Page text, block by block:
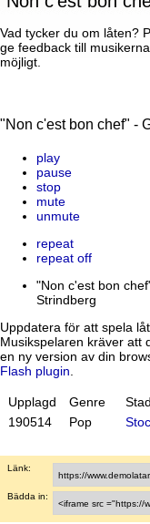
Vad tycker du om låten?
ge feedback till
möjligt.
"Non c'est bon chef" -
play
pause
stop
mute
unmute
repeat
repeat off
"Non c'est bon
Strindberg
Uppdatera för att spela
Musikspelaren kräver att
en ny version av din
Flash plugin.
Upplagd Genre Stad
190514 Pop
Länk:
Bädda in: